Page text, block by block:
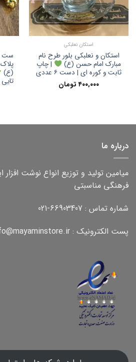
استکان نعلبکی
استکان و نعلبکی بلور طرح نام
مبارک امام حسن (ع)
| چاپ
ثابت و کوره ای | دست ۶ عددی
۴۰۰,۰۰۰ تومان
ست
(ع)
درباره ما
میامین تولید و توزیع انواع نوشت
فرهنگی مناسبتی
شماره تماس : 66903407-021
پست الکترونیک : info@mayaminstore.ir